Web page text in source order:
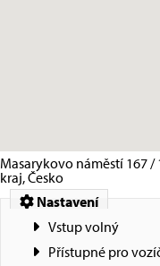
Masarykovo náměstí 167 /
kraj, Česko
Nastavení
Vstup volný
Přístupné pro